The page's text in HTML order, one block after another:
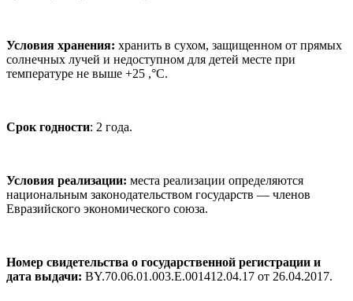
Условия хранения: хранить в сухом, защищенном от прямых
солнечных лучей и недоступном для детей месте при
температуре не выше +25 ,°С.
Срок годности: 2 года.
Условия реализации: места реализации определяются
национальным законодательством государств — членов
Евразийского экономического союза.
Номер свидетельства о государственной регистрации и
дата выдачи: BY.70.06.01.003.Е.001412.04.17 от 26.04.2017.